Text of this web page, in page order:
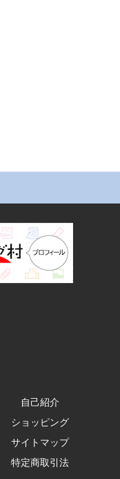
自己紹介
ショッピング
サイトマップ
特定商取引法